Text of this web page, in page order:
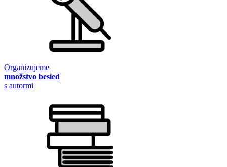
Organizujeme
množstvo besied
s autormi